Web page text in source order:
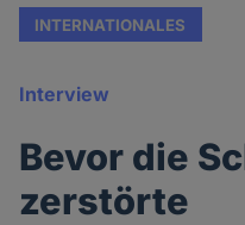
INTERNATIONALES
Interview
Bevor die
zerstörte